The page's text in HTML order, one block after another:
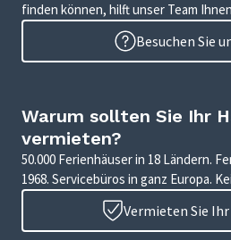
finden können, hilft unser Team
Besuchen Sie
Warum sollten Sie Ihr
vermieten?
50.000 Ferienhäuser in 18 Ländern.
1968. Servicebüros in ganz Europa.
Vermieten Sie